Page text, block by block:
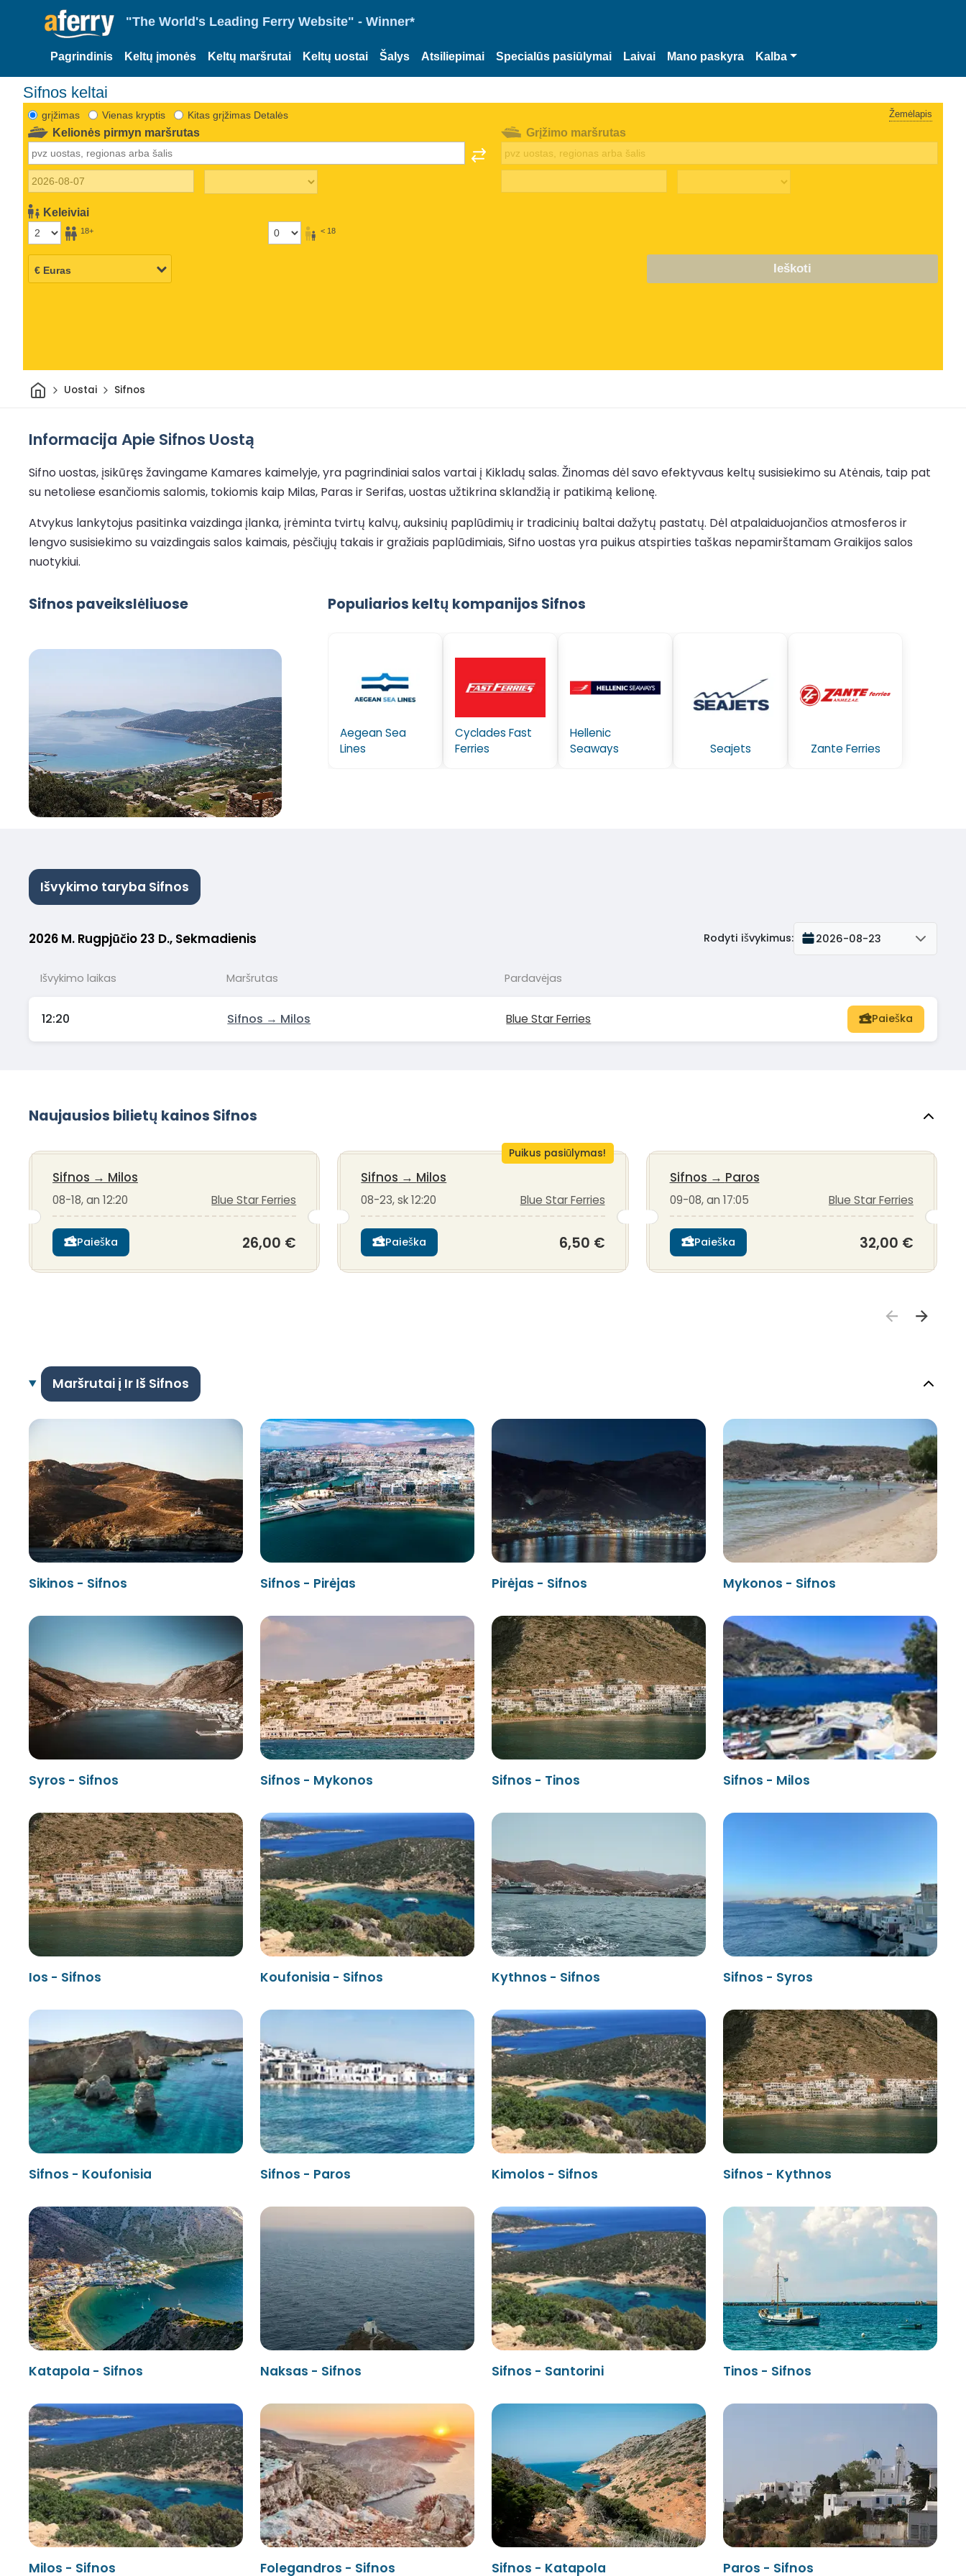
"The World's Leading Ferry Website" - Winner*
Pagrindinis Keltų įmonės Keltų maršrutai Keltų uostai Šalys Atsiliepimai Specialūs pasiūlymai Laivai Mano paskyra Kalba
Sifnos keltai
grįžimas Vienas kryptis Kitas grįžimas Detalės Žemėlapis
Kelionės pirmyn maršrutas
Keleiviai
18+ < 18
Grįžimo maršrutas
Ieškoti
Pradžia
Uostai Sifnos
Informacija Apie Sifnos Uostą
Sifno uostas, įsikūręs žavingame Kamares kaimelyje, yra pagrindiniai salos vartai į Kikladų salas. Žinomas dėl savo efektyvaus keltų susisiekimo su Atėnais, taip pat
su netoliese esančiomis salomis, tokiomis kaip Milas, Paras ir Serifas, uostas užtikrina sklandžią ir patikimą kelionę.
Atvykus lankytojus pasitinka vaizdinga įlanka, įrėminta tvirtų kalvų, auksinių paplūdimių ir tradicinių baltai dažytų pastatų. Dėl atpalaiduojančios atmosferos ir
lengvo susisiekimo su vaizdingais salos kaimais, pėsčiųjų takais ir gražiais paplūdimiais, Sifno uostas yra puikus atspirties taškas nepamirštamam Graikijos salos
nuotykiui.
Sifnos paveikslėliuose Populiarios keltų kompanijos Sifnos
Aegean Sea
Lines
Cyclades Fast
Ferries
Hellenic
Seaways
Seajets Zante Ferries
Išvykimo taryba Sifnos
2026 M. Rugpjūčio 23 D., Sekmadienis Rodyti išvykimus: 2026-08-23
Išvykimo laikas Maršrutas Pardavėjas
12:20 Sifnos → Milos Blue Star Ferries Paieška
Naujausios bilietų kainos Sifnos
Sifnos → Milos
08-18, an 12:20 Blue Star Ferries
Paieška 26,00 €
Puikus pasiūlymas!
Sifnos → Milos
08-23, sk 12:20 Blue Star Ferries
Paieška 6,50 €
Sifnos → Paros
09-08, an 17:05 Blue Star Ferries
Paieška 32,00 €
Maršrutai į Ir Iš Sifnos
Sikinos - Sifnos Sifnos - Pirėjas Pirėjas - Sifnos Mykonos - Sifnos
Syros - Sifnos Sifnos - Mykonos Sifnos - Tinos Sifnos - Milos
Ios - Sifnos Koufonisia - Sifnos Kythnos - Sifnos Sifnos - Syros
Sifnos - Koufonisia Sifnos - Paros Kimolos - Sifnos Sifnos - Kythnos
Katapola - Sifnos Naksas - Sifnos Sifnos - Santorini Tinos - Sifnos
Milos - Sifnos Folegandros - Sifnos Sifnos - Katapola Paros - Sifnos